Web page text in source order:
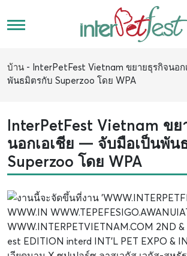
บ้าน - InterPetFest Vietnam ขยายธุรกิจนอ
พันธมิตรกับ Superzoo โดย WPA
InterPetFest Vietnam ขย
นอกเอเชีย — จับมือเป็นพัน
Superzoo โดย WPA